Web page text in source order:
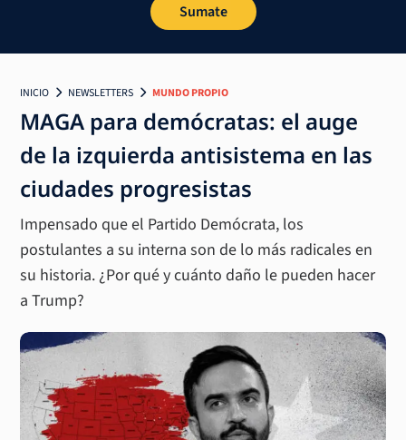
Sumate
INICIO NEWSLETTERS MUNDO PROPIO
MAGA para demócratas: el auge
de la izquierda antisistema en las
ciudades progresistas
Impensado que el Partido Demócrata, los
postulantes a su interna son de lo más radicales en
su historia. ¿Por qué y cuánto daño le pueden hacer
a Trump?